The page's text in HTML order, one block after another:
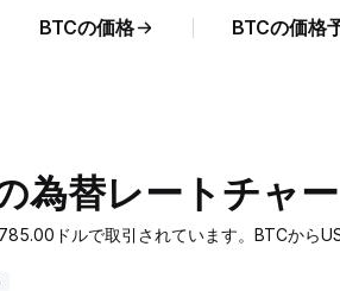
BTCの価格 BTCの価格
為替レートチャ
ドルで取引されています。BTCか